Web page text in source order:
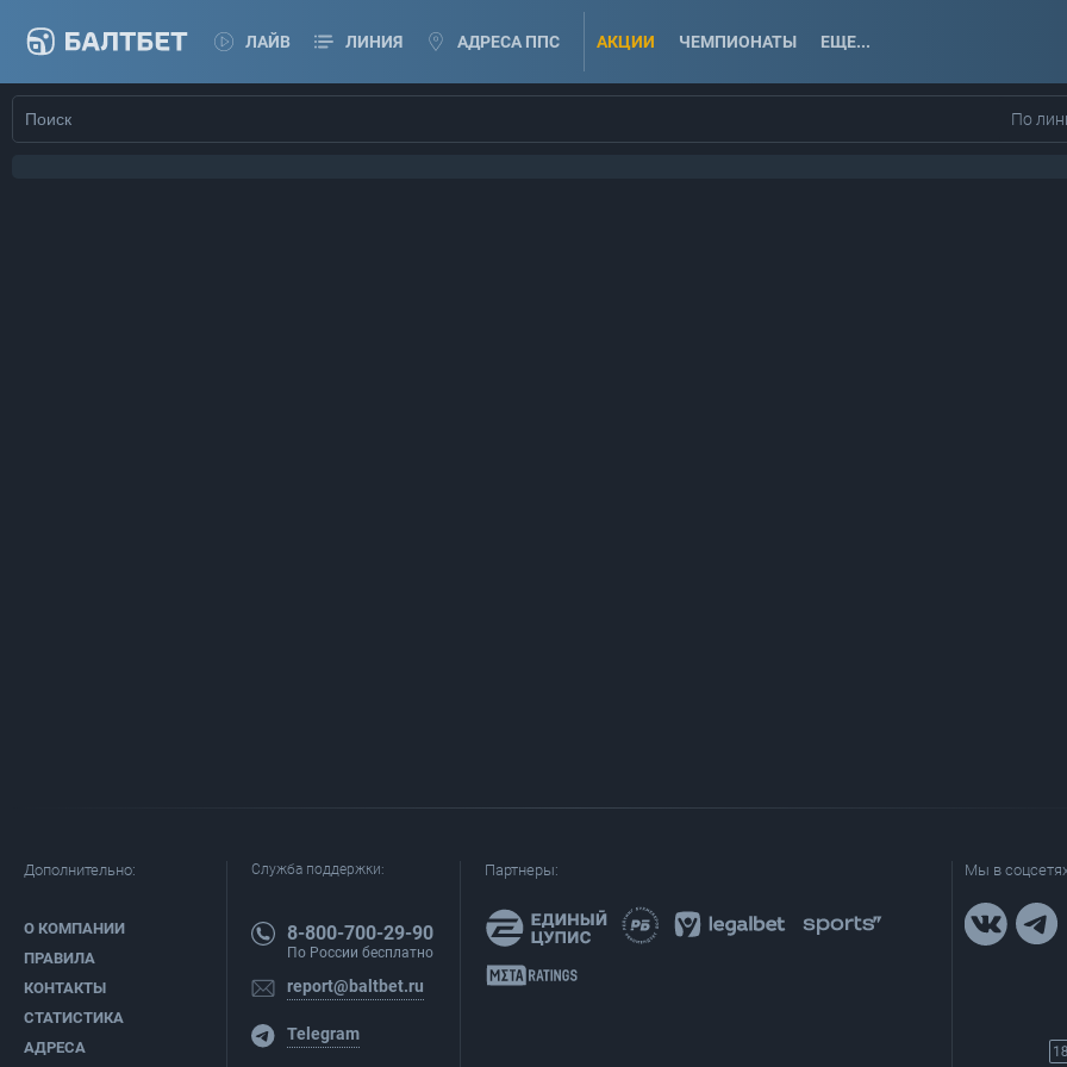
ЛАЙВ ЛИНИЯ АДРЕСА ППС АКЦИИ ЧЕМПИОНАТЫ ЕЩЕ...
По
Дополнительно:
О КОМПАНИИ
ПРАВИЛА
КОНТАКТЫ
СТАТИСТИКА
АДРЕСА
Служба поддержки:
8-800-700-29-90
По России бесплатно
report@baltbet.ru
Telegram
Партнеры: Мы в